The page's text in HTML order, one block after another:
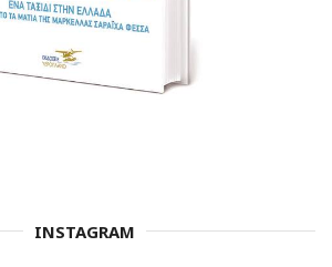
INSTAGRAM